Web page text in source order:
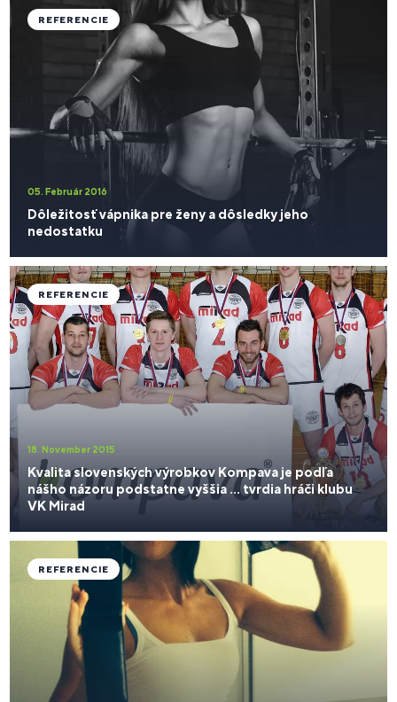
05. Február 2016
Dôležitosť vápnika pre ženy a dôsledky jeho
nedostatku
REFERENCIE
18. November 2015
Kvalita slovenských výrobkov Kompava je podľa
nášho názoru podstatne vyššia ... tvrdia hráči klubu
VK Mirad
REFERENCIE
REFERENCIE